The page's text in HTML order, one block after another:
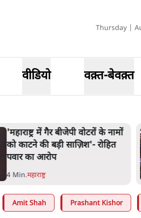
Thursday |
वीडियो वक़्त-बेवक़्त
E20 विवादः आप के पीएम आवास
मार्च को रोका, धरने पर बैठे
केजरीवाल-सिसोदिया
5 Min.देश
Amit Shah Prashant Kishor